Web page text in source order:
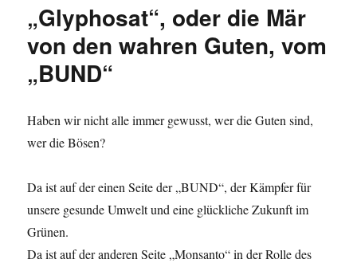
„Glyphosat“, oder die Mär
von den wahren Guten, vom
„BUND“
Haben wir nicht alle immer gewusst, wer die Guten sind,
wer die Bösen?
Da ist auf der einen Seite der „BUND“, der Kämpfer für
unsere gesunde Umwelt und eine glückliche Zukunft im
Grünen.
Da ist auf der anderen Seite „Monsanto“ in der Rolle des